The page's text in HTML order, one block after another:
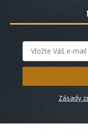
Zásady